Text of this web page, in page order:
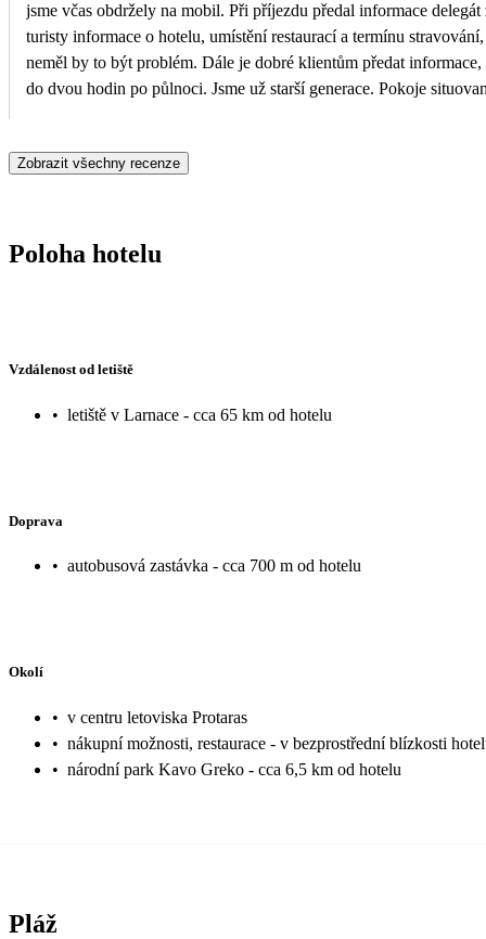
jsme včas obdržely na mobil. Při příjezdu předal informace delegát z jiného zájezdu. V obálce nebyly ale informace, které bychom uvítaly. Doporučuji dát do obálky pro české
turisty informace o hotelu, umístění restaurací a termínu
neměl by to být problém. Dále je dobré klientům předat
do dvou hodin po půlnoci. Jsme už starší generace. Pokoje
Zobrazit všechny recenze
Poloha hotelu
Vzdálenost od letiště
• letiště v Larnace - cca 65 km od hotelu
Doprava
• autobusová zastávka - cca 700 m od hotelu
Okolí
• v centru letoviska Protaras
• nákupní možnosti, restaurace - v bezprostřední blízkosti
• národní park Kavo Greko - cca 6,5 km od hotelu
Pláž